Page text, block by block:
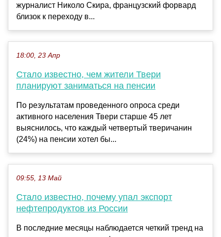
журналист Николо Скира, французский форвард
близок к переходу в...
18:00, 23 Апр
Стало известно, чем жители Твери
планируют заниматься на пенсии
По результатам проведенного опроса среди
активного населения Твери старше 45 лет
выяснилось, что каждый четвертый тверичанин
(24%) на пенсии хотел бы...
09:55, 13 Май
Стало известно, почему упал экспорт
нефтепродуктов из России
В последние месяцы наблюдается четкий тренд на